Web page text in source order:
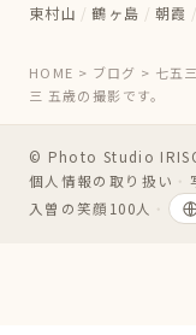
東村山 / 鶴ヶ島 / 朝霞 /
HOME > ブログ > 七五三
三 五歳の撮影です。
© Photo Studio
個人情報の取り扱い ・
入曽の笑顔100人 ・